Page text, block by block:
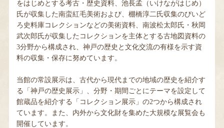
をはじめとする考古・歴史資料、池長孟（いけながはじめ）
氏が収集した南蛮紅毛美術および、棚橋淳二氏収集のびいど
ろ史料庫コレクションなどの美術資料、南波松太郎氏・秋岡
武次郎氏が収集したコレクションを主体とする古地図資料の
3分野から構成され、神戸の歴史と文化交流の有様を示す資
料の収集・保存に努めています。
当館の常設展示は、古代から現代までの地域の歴史を紹介す
る「神戸の歴史展示」、分野・期間ごとにテーマを設定して
館蔵品を紹介する「コレクション展示」の2つから構成され
ています。また、内外から文化財を集めた大規模な展覧会も
開催しています。